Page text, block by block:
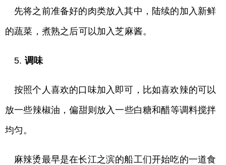
先将之前准备好的肉类放入其中，陆续的加入新鲜
的蔬菜，煮熟之后可以加入芝麻酱。
5. 调味
按照个人喜欢的口味加入即可，比如喜欢辣的可以
放一些辣椒油，偏甜则放入一些白糖和醋等调料搅拌
均匀。
麻辣烫最早是在长江之滨的船工们开始吃的一道食